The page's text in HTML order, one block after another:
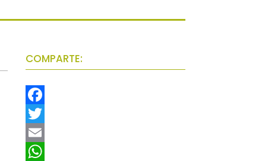
COMPARTE:
F
a
c
T
w
E